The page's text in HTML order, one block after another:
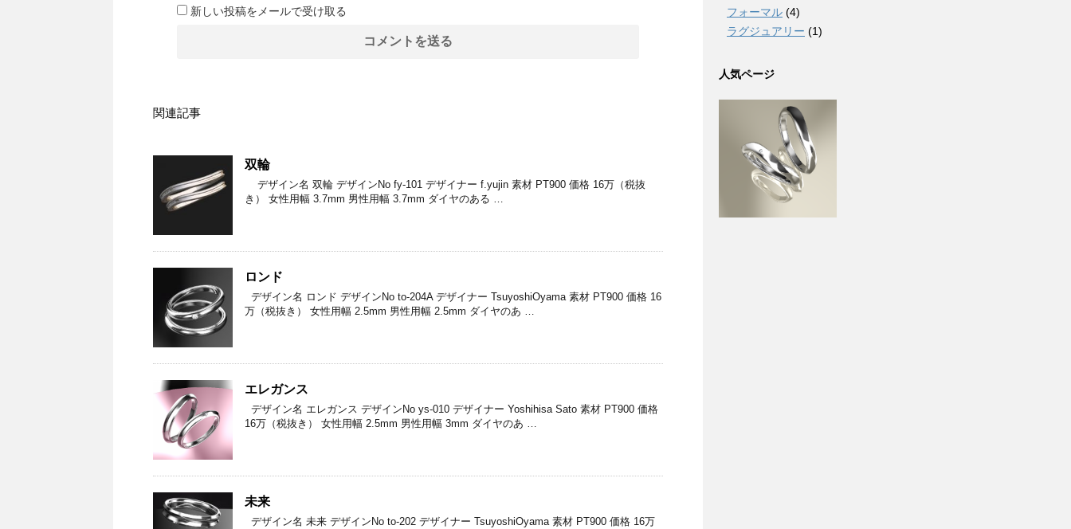
新しい投稿をメールで受け取る
関連記事
双輪
デザイン名 双輪 デザインNo fy-101 デザイナー f.yujin 素材 PT900 価格 16万（税抜
き） 女性用幅 3.7mm 男性用幅 3.7mm ダイヤのある …
ロンド
デザイン名 ロンド デザインNo to-204A デザイナー TsuyoshiOyama 素材 PT900 価格 16
万（税抜き） 女性用幅 2.5mm 男性用幅 2.5mm ダイヤのあ …
エレガンス
デザイン名 エレガンス デザインNo ys-010 デザイナー Yoshihisa Sato 素材 PT900 価格
16万（税抜き） 女性用幅 2.5mm 男性用幅 3mm ダイヤのあ …
未来
デザイン名 未来 デザインNo to-202 デザイナー TsuyoshiOyama 素材 PT900 価格 16万
フォーマル (4)
ラグジュアリー (1)
人気ページ